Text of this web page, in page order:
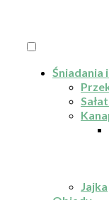
Śniadania
Jajka